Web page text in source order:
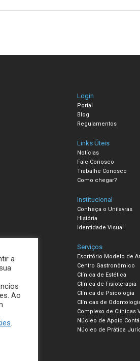
Login
Portal
Blog
Regulamentos
Links Úteis
Notícias
Fale Conosco
Trabalhe Conosco
Como chegar?
Institucional
Conheça o Unilavras
História
Identidade Visual
Serviços
Escritório Modelo de
Centro Gastronômico
Clínica de Estética
Clínica de Fisioterapia
Clínica de Psicologia
Clínicas de
Complexo de Clínicas
Núcleo de Apoio
Núcleo de Prática
a
Ao
.